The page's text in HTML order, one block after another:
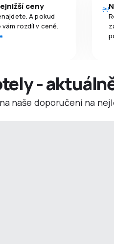
ceny
A pokud
rozdíl v ceně.
-
naše doporučení na